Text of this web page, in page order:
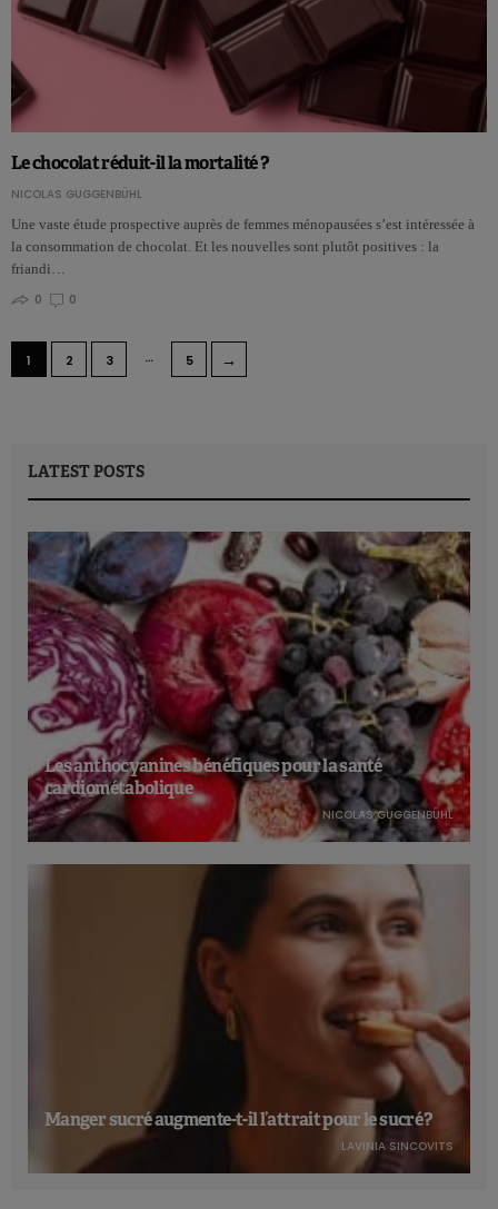
Le chocolat réduit-il la mortalité ?
NICOLAS GUGGENBÜHL
Une vaste étude prospective auprès de femmes ménopausées s’est intéressée à
la consommation de chocolat. Et les nouvelles sont plutôt positives : la
friandi…
0
0
1 2 3 … 5 →
LATEST POSTS
Les anthocyanines bénéfiques pour la santé
cardiométabolique
NICOLAS GUGGENBÜHL
Manger sucré augmente-t-il l’attrait pour le sucré ?
LAVINIA SINCOVITS